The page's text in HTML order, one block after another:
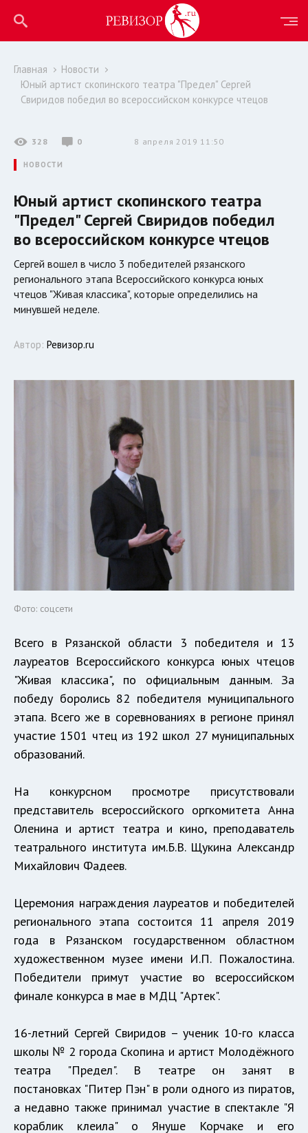
Главная
Новости
Юный артист скопинского театра "Предел" Сергей
Свиридов победил во всероссийском конкурсе чтецов
328 0 8 апреля 2019 11:50
НОВОСТИ
Юный артист скопинского театра
"Предел" Сергей Свиридов победил
во всероссийском конкурсе чтецов
Сергей вошел в число 3 победителей рязанского
регионального этапа Всероссийского конкурса юных
чтецов "Живая классика", которые определились на
минувшей неделе.
Автор: Ревизор.ru
Фото: соцсети
Всего в Рязанской области 3 победителя и 13
лауреатов Всероссийского конкурса юных чтецов
"Живая классика", по официальным данным. За
победу боролись 82 победителя муниципального
этапа. Всего же в соревнованиях в регионе принял
участие 1501 чтец из 192 школ 27 муниципальных
образований.
На конкурсном просмотре присутствовали
представитель всероссийского оргкомитета Анна
Оленина и артист театра и кино, преподаватель
театрального института им.Б.В. Щукина Александр
Михайлович Фадеев.
Церемония награждения лауреатов и победителей
регионального этапа состоится 11 апреля 2019
года в Рязанском государственном областном
художественном музее имени И.П. Пожалостина.
Победители примут участие во всероссийском
финале конкурса в мае в МДЦ "Артек".
16-летний Сергей Свиридов – ученик 10-го класса
школы № 2 города Скопина и артист Молодёжного
театра "Предел". В театре он занят в
постановках "Питер Пэн"в роли одного из пиратов,
а недавно также принимал участие в спектакле "Я
кораблик клеила"о Януше Корчаке и его